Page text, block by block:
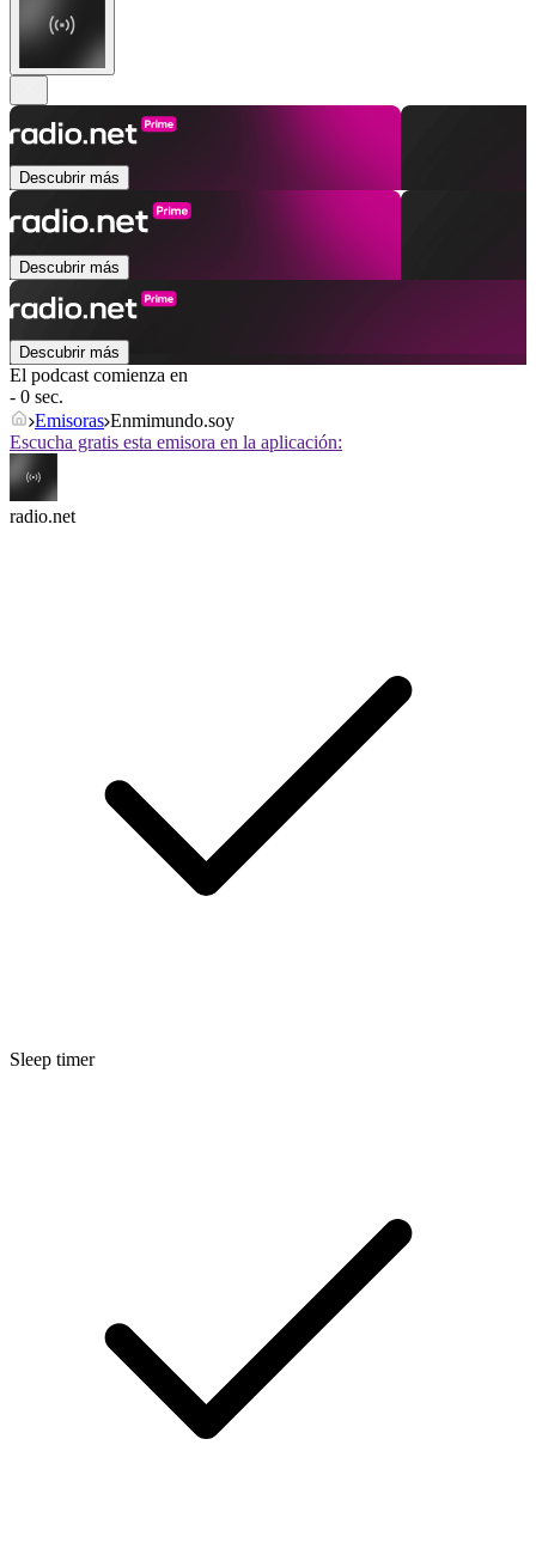
Descubrir más
Descubrir más
Descubrir más
El podcast comienza en
- 0 sec.
Emisoras Enmimundo.soy
Escucha gratis esta emisora en la aplicación:
radio.net
Sleep timer